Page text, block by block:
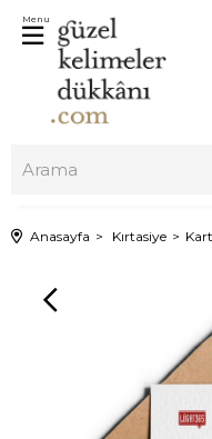
Menu
Anasayfa Kırtasiye